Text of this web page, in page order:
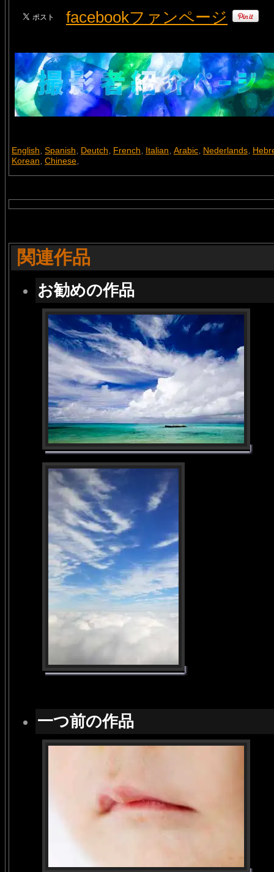
facebookファンページ
English, Spanish, Deutch, French, Italian, Arabic, Nederlands,
Korean, Chinese,
関連作品
お勧めの作品
一つ前の作品